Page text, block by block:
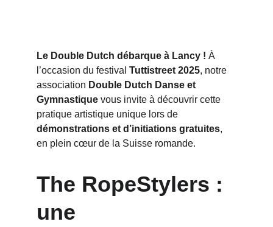
Le Double Dutch débarque à Lancy ! À
l’occasion du festival Tuttistreet 2025, notre
association Double Dutch Danse et
Gymnastique vous invite à découvrir cette
pratique artistique unique lors de
démonstrations et d’initiations gratuites,
en plein cœur de la Suisse romande.
The RopeStylers :
une